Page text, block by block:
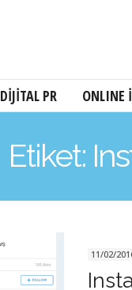
DİJİTAL PR ONLINE
Etiket:
11/02/